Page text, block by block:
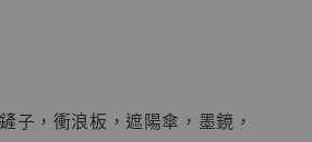
子，衝浪板，遮陽傘，墨鏡，